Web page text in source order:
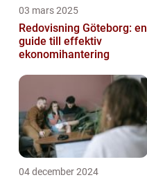
03 mars 2025
Redovisning Göteborg: en
guide till effektiv
ekonomihantering
04 december 2024